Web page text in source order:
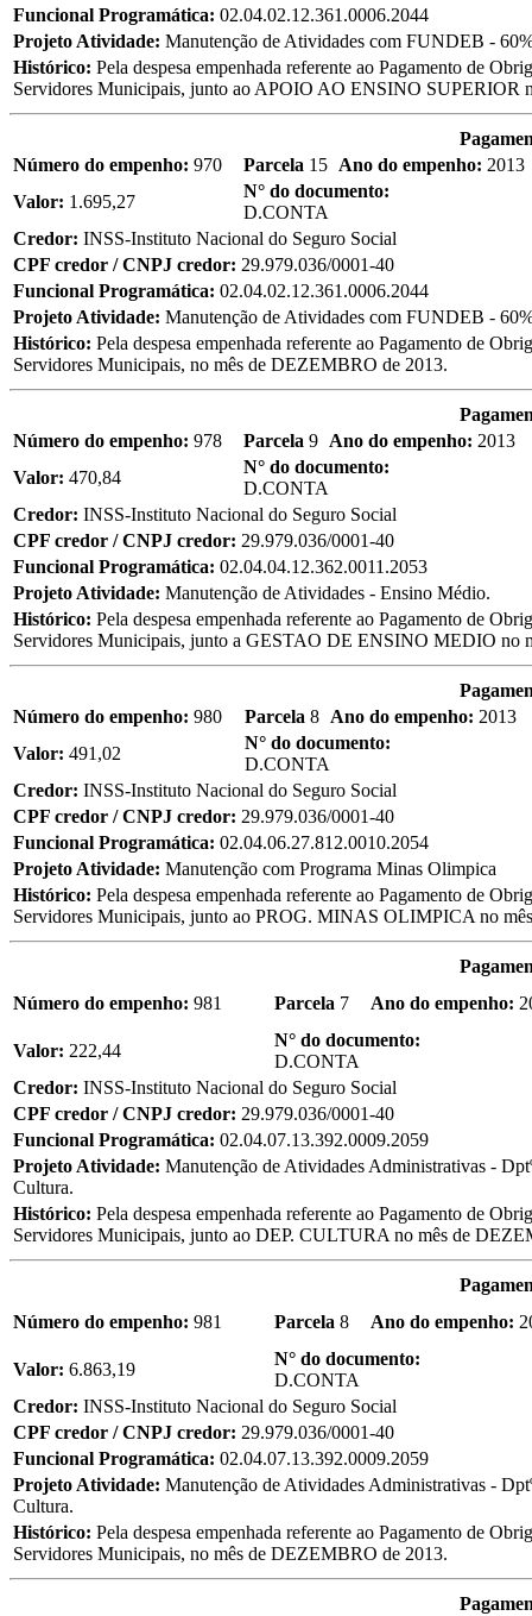
Funcional Programática: 02.04.02.12.361.0006.2044
Projeto Atividade: Manutenção de Atividades com FUNDEB -
Histórico: Pela despesa empenhada referente ao Pagamento de
Servidores Municipais, junto ao APOIO AO ENSINO SUPERIOR
Número do empenho: 970 Parcela 15 Ano do empenho: 2013
Valor: 1.695,27
N° do documento:
D.CONTA
Credor: INSS-Instituto Nacional do Seguro Social
CPF credor / CNPJ credor: 29.979.036/0001-40
Funcional Programática: 02.04.02.12.361.0006.2044
Projeto Atividade: Manutenção de Atividades com FUNDEB -
Histórico: Pela despesa empenhada referente ao Pagamento de
Servidores Municipais, no mês de DEZEMBRO de 2013.
Número do empenho: 978 Parcela 9 Ano do empenho: 2013
Valor: 470,84
N° do documento:
D.CONTA
Credor: INSS-Instituto Nacional do Seguro Social
CPF credor / CNPJ credor: 29.979.036/0001-40
Funcional Programática: 02.04.04.12.362.0011.2053
Projeto Atividade: Manutenção de Atividades - Ensino Médio.
Histórico: Pela despesa empenhada referente ao Pagamento de
Servidores Municipais, junto a GESTAO DE ENSINO MEDIO no
Número do empenho: 980 Parcela 8 Ano do empenho: 2013
Valor: 491,02
N° do documento:
D.CONTA
Credor: INSS-Instituto Nacional do Seguro Social
CPF credor / CNPJ credor: 29.979.036/0001-40
Funcional Programática: 02.04.06.27.812.0010.2054
Projeto Atividade: Manutenção com Programa Minas Olimpica
Histórico: Pela despesa empenhada referente ao Pagamento de
Servidores Municipais, junto ao PROG. MINAS OLIMPICA no
Número do empenho: 981 Parcela 7 Ano do empenho:
Valor: 222,44
N° do documento:
D.CONTA
Credor: INSS-Instituto Nacional do Seguro Social
CPF credor / CNPJ credor: 29.979.036/0001-40
Funcional Programática: 02.04.07.13.392.0009.2059
Projeto Atividade: Manutenção de Atividades Administrativas -
Cultura.
Histórico: Pela despesa empenhada referente ao Pagamento de
Servidores Municipais, junto ao DEP. CULTURA no mês de
Número do empenho: 981 Parcela 8 Ano do empenho:
Valor: 6.863,19
N° do documento:
D.CONTA
Credor: INSS-Instituto Nacional do Seguro Social
CPF credor / CNPJ credor: 29.979.036/0001-40
Funcional Programática: 02.04.07.13.392.0009.2059
Projeto Atividade: Manutenção de Atividades Administrativas -
Cultura.
Histórico: Pela despesa empenhada referente ao Pagamento de
Servidores Municipais, no mês de DEZEMBRO de 2013.